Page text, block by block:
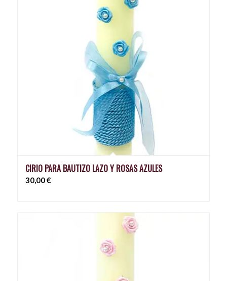
CIRIO PARA BAUTIZO LAZO Y ROSAS AZULES
30,00€